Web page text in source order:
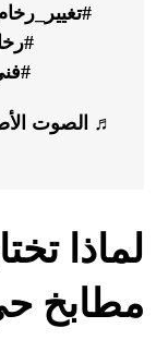
♬ الصوت
لماذا
مطابخ